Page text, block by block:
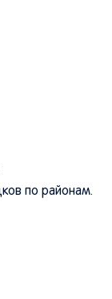
по районам.